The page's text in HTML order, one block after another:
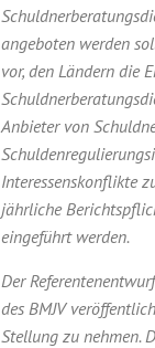
angeboten werden
vor, den Ländern die
Anbieter von
Interessenskonflikte
jährliche
eingeführt werden.
Der
des BMJV
Stellung zu nehmen.